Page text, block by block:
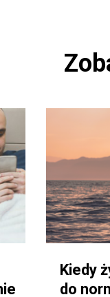
Kiedy
do